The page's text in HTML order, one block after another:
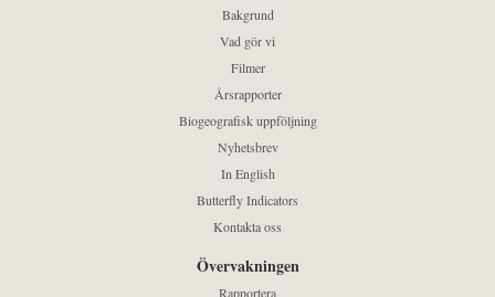
Bakgrund
Vad gör vi
Filmer
Årsrapporter
Biogeografisk uppföljning
Nyhetsbrev
In English
Butterfly Indicators
Kontakta oss
Övervakningen
Rapportera